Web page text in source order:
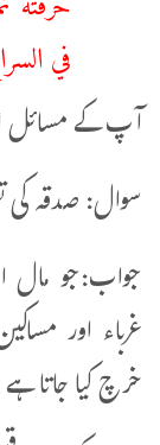
في
آپ کے مسائل اور
سوال: صدقہ کی
جواب:جو مال
غرباء اور
خرچ کیا جاتا